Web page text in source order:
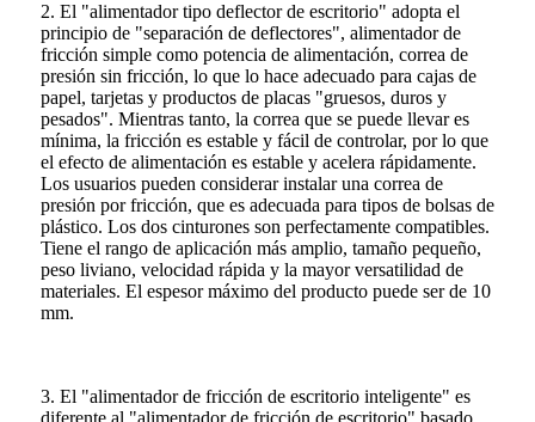
2. El "alimentador tipo deflector de escritorio" adopta el
principio de "separación de deflectores", alimentador de
fricción simple como potencia de alimentación, correa de
presión sin fricción, lo que lo hace adecuado para cajas de
papel, tarjetas y productos de placas "gruesos, duros y
pesados". Mientras tanto, la correa que se puede llevar es
mínima, la fricción es estable y fácil de controlar, por lo que
el efecto de alimentación es estable y acelera rápidamente.
Los usuarios pueden considerar instalar una correa de
presión por fricción, que es adecuada para tipos de bolsas de
plástico. Los dos cinturones son perfectamente compatibles.
Tiene el rango de aplicación más amplio, tamaño pequeño,
peso liviano, velocidad rápida y la mayor versatilidad de
materiales. El espesor máximo del producto puede ser de 10
mm.
3. El "alimentador de fricción de escritorio inteligente" es